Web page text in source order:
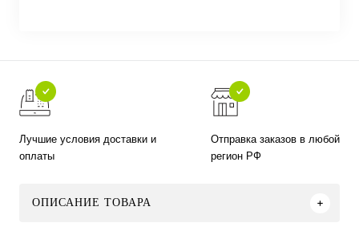
Лучшие условия доставки и
оплаты
Отправка заказов в любой
регион РФ
ОПИСАНИЕ ТОВАРА